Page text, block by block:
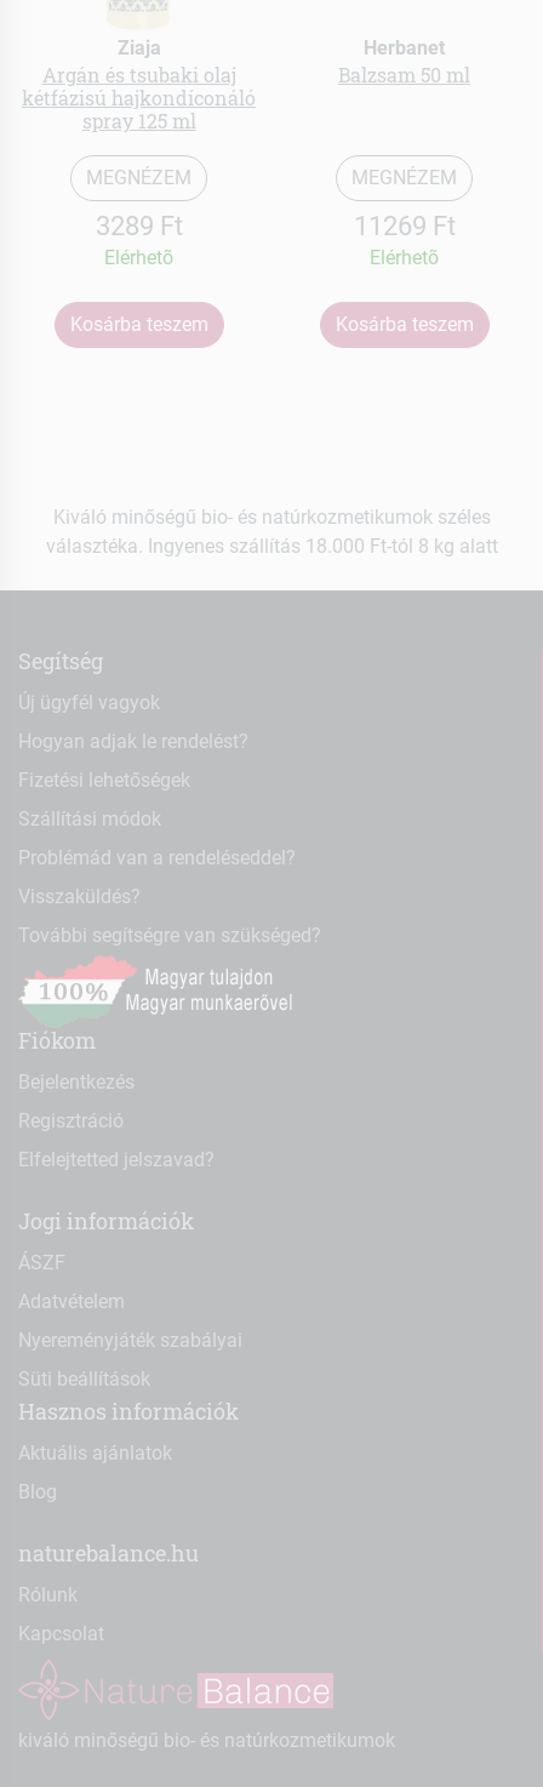
Ziaja
Argán és tsubaki olaj
kétfázisú hajkondíconáló
spray 125 ml
MEGNÉZEM
3289 Ft
Elérhetõ
Kosárba teszem
Herbanet
Balzsam 50 ml
MEGNÉZEM
11269 Ft
Elérhetõ
Kosárba teszem
Kiváló minőségű bio- és natúrkozmetikumok széles
választéka. Ingyenes szállítás 18.000 Ft-tól 8 kg alatt
Segítség
Új ügyfél vagyok
Hogyan adjak le rendelést?
Fizetési lehetőségek
Szállítási módok
Problémád van a rendeléseddel?
Visszaküldés?
További segítségre van szükséged?
Fiókom
Bejelentkezés
Regisztráció
Elfelejtetted jelszavad?
Jogi információk
ÁSZF
Adatvételem
Nyereményjáték szabályai
Süti beállítások
Hasznos információk
Aktuális ajánlatok
Blog
naturebalance.hu
Rólunk
Kapcsolat
kiváló minőségű bio- és natúrkozmetikumok